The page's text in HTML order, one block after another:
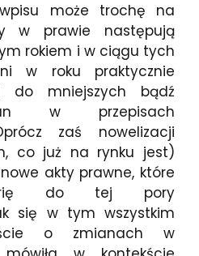
wpisu może trochę na
w prawie następują
rokiem i w ciągu tych
w roku praktycznie
do mniejszych bądź
w przepisach
zaś nowelizacji
co już na rynku jest)
akty prawne, które
do tej pory
się w tym wszystkim
o zmianach w